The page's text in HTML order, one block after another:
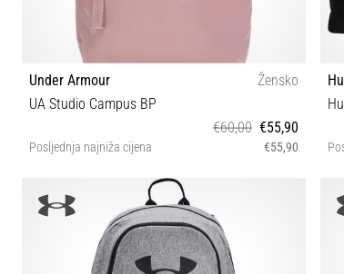
Under Armour
Žensko
UA Studio Campus BP
€60,00 €55,90
Posljednja najniža cijena €55,90
OSFM